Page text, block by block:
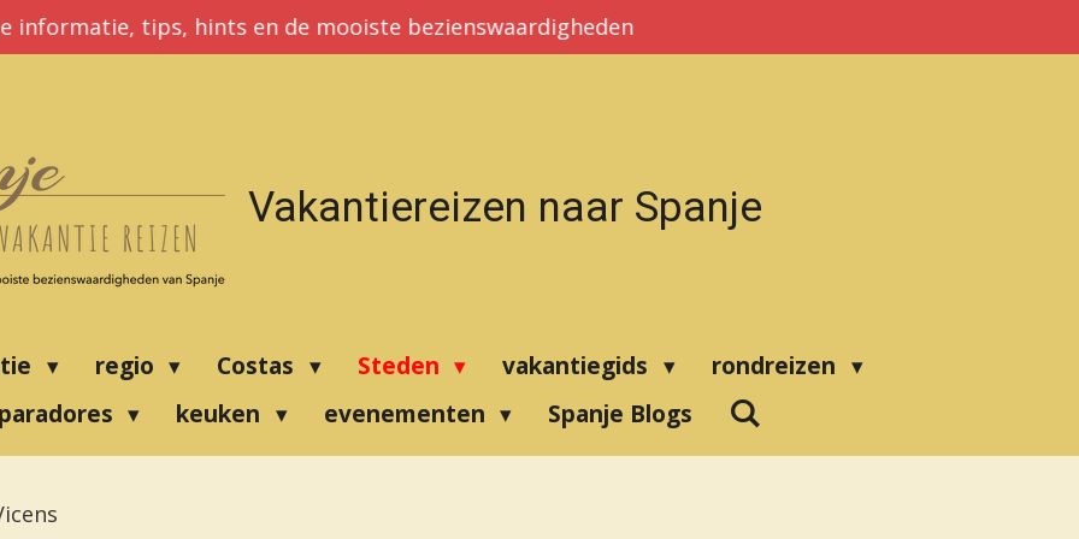
informatie, tips, hints en de mooiste bezienswaardigheden
Vakantiereizen naar Spanje
regio Costas Steden vakantiegids
rondreizen
paradores keuken evenementen Spanje Blogs